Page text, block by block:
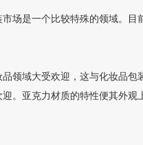
是一个比较特殊的领域。目
领域大受欢迎，这与化妆品
。亚克力材质的特性便其外